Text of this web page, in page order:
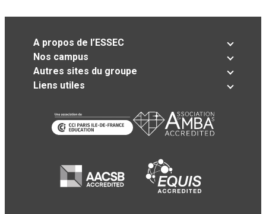
A propos de l’ESSEC
Nos campus
Autres sites du groupe
Liens utiles